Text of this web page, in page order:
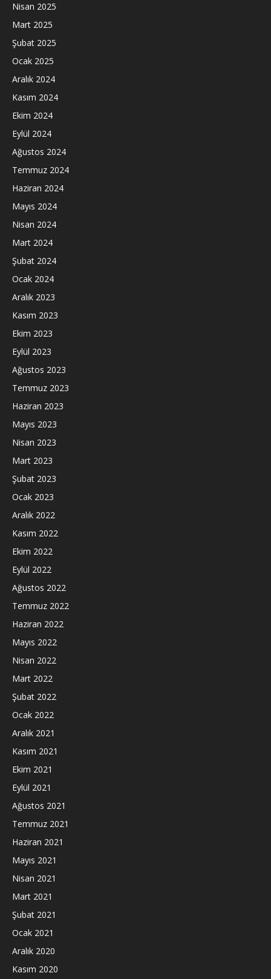
Nisan 2025
Mart 2025
Şubat 2025
Ocak 2025
Aralık 2024
Kasım 2024
Ekim 2024
Eylül 2024
Ağustos 2024
Temmuz 2024
Haziran 2024
Mayıs 2024
Nisan 2024
Mart 2024
Şubat 2024
Ocak 2024
Aralık 2023
Kasım 2023
Ekim 2023
Eylül 2023
Ağustos 2023
Temmuz 2023
Haziran 2023
Mayıs 2023
Nisan 2023
Mart 2023
Şubat 2023
Ocak 2023
Aralık 2022
Kasım 2022
Ekim 2022
Eylül 2022
Ağustos 2022
Temmuz 2022
Haziran 2022
Mayıs 2022
Nisan 2022
Mart 2022
Şubat 2022
Ocak 2022
Aralık 2021
Kasım 2021
Ekim 2021
Eylül 2021
Ağustos 2021
Temmuz 2021
Haziran 2021
Mayıs 2021
Nisan 2021
Mart 2021
Şubat 2021
Ocak 2021
Aralık 2020
Kasım 2020